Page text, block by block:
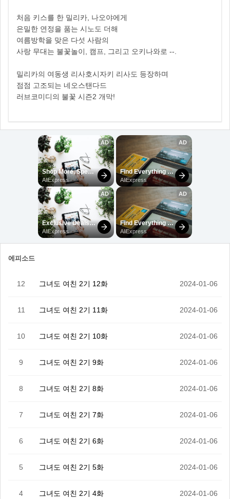
처음 키스를 한 밀리카, 나오야에게
은밀한 연정을 품는 시노도 더해
여름방학을 맞은 다섯 사람의
사랑 무대는 불꽃놀이, 캠프, 그리고 오키나와로 --.
밀리카의 여동생 리사호시자키 리사도 등장하며
점점 고조되는 네오스탠다드
러브코미디의 불꽃 시즌2 개막!
에피소드
12 그녀도 여친 2기 12화 2024-01-06
11 그녀도 여친 2기 11화 2024-01-06
10 그녀도 여친 2기 10화 2024-01-06
9 그녀도 여친 2기 9화 2024-01-06
8 그녀도 여친 2기 8화 2024-01-06
7 그녀도 여친 2기 7화 2024-01-06
6 그녀도 여친 2기 6화 2024-01-06
5 그녀도 여친 2기 5화 2024-01-06
4 그녀도 여친 2기 4화 2024-01-06